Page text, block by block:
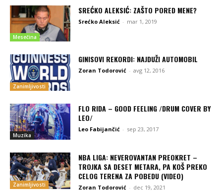
Mesečina
SREĆKO ALEKSIĆ: ZAŠTO PORED MENE?
Srećko Aleksić - mar 1, 2019
Zanimljivosti
GINISOVI REKORDI: NAJDUŽI AUTOMOBIL
Zoran Todorović - avg 12, 2016
Muzika
FLO RIDA – GOOD FEELING /DRUM COVER BY
LEO/
Leo Fabijančić - sep 23, 2017
Zanimljivosti
NBA LIGA: NEVEROVANTAN PREOKRET –
TROJKA SA DESET METARA, PA KOŠ PREKO
CELOG TERENA ZA POBEDU (VIDEO)
Zoran Todorović - dec 19, 2021